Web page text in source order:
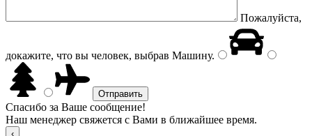
Пожалуйста,
докажите, что вы человек, выбрав Машину.
Спасибо за Ваше сообщение!
Наш менеджер свяжется с Вами в ближайшее время.